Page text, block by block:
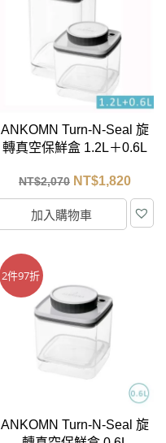
ANKOMN Turn-N-Seal 旋
轉真空保鮮盒 1.2L＋0.6L
NT$2,070 NT$1,820
加入購物車
2件97折
ANKOMN Turn-N-Seal 旋